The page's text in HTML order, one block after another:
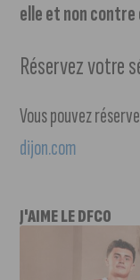
elle et non contre
Réservez votre
Vous pouvez
dijon.com
J'AIME LE DFCO